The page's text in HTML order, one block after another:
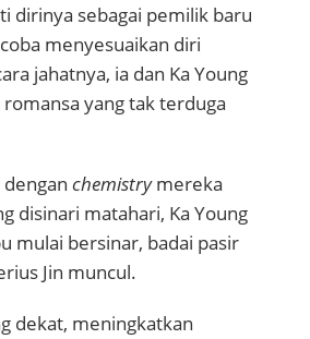
dirinya sebagai pemilik baru
menyesuaikan diri
jahatnya, ia dan Ka Young
yang tak terduga
chemistrymereka
disinari matahari, Ka Young
mulai bersinar, badai pasir
Jin muncul.
dekat, meningkatkan